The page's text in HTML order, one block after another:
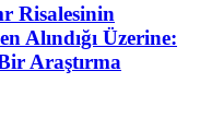
Risalesinin
Alındığı Üzerine:
Araştırma